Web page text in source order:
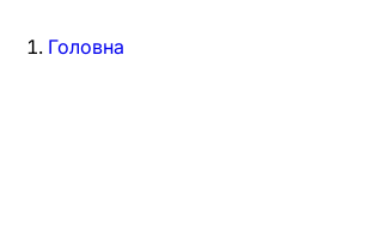
Головна